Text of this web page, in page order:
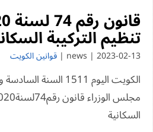
تنظيم التركيبة
2023-02-13 | news | قوانين الكويت
الكويت اليوم 1511 السنة السادسة والستون
السكانية